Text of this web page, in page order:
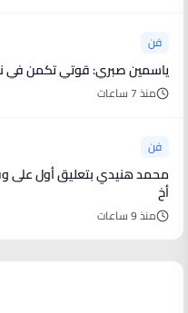
فن
ياسمين صبري: قوتي تكمن في
منذ 7 ساعات
فن
محمد هنيدي بتعليق أول على
أخ
منذ 9 ساعات